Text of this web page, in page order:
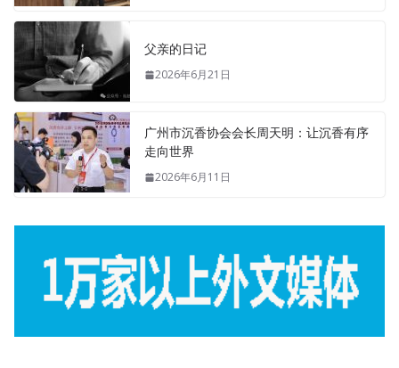
父亲的日记
2026年6月21日
广州市沉香协会会长周天明：让沉香有序
走向世界
2026年6月11日